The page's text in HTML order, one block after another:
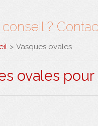
conseil ?
> Vasques ovales
ovales